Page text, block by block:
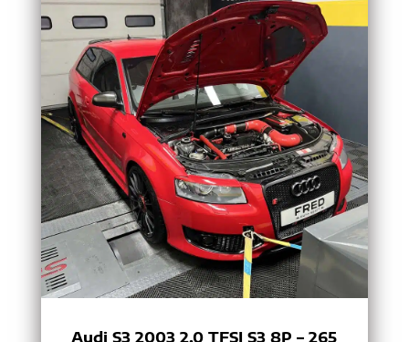
Audi S3 2003 2.0 TFSI S3 8P – 265